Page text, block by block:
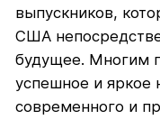
выпускников,
США
будущее. Многим
успешное и яркое
современного и